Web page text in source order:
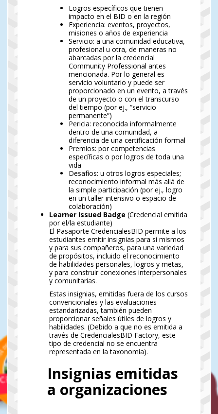
Logros específicos que tienen
impacto en el BID o en la región
Experiencia: eventos, proyectos,
misiones o años de experiencia
Servicio: a una comunidad educativa,
profesional u otra, de maneras no
abarcadas por la credencial
Community Professional antes
mencionada. Por lo general es
servicio voluntario y puede ser
proporcionado en un evento, a través
de un proyecto o con el transcurso
del tiempo (por ej., “servicio
permanente”)
Pericia: reconocida informalmente
dentro de una comunidad, a
diferencia de una certificación formal
Premios: por competencias
específicas o por logros de toda una
vida
Desafíos: u otros logros especiales;
reconocimiento informal más allá de
la simple participación (por ej., logro
en un taller intensivo o espacio de
colaboración)
Learner Issued Badge (Credencial emitida
por el/la estudiante)
El Pasaporte CredencialesBID permite a los
estudiantes emitir insignias para sí mismos
y para sus compañeros, para una variedad
de propósitos, incluido el reconocimiento
de habilidades personales, logros y metas,
y para construir conexiones interpersonales
y comunitarias.
Estas insignias, emitidas fuera de los cursos
convencionales y las evaluaciones
estandarizadas, también pueden
proporcionar señales útiles de logros y
habilidades. (Debido a que no es emitida a
través de CredencialesBID Factory, este
tipo de credencial no se encuentra
representada en la taxonomía).
Insignias emitidas
a organizaciones